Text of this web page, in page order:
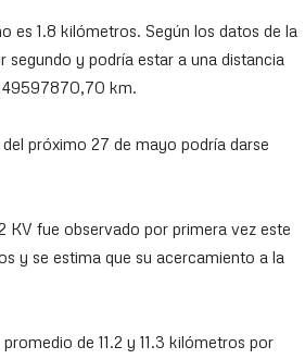
es 1.8 kilómetros. Según los datos de la
segundo y podría estar a una distancia
km.
próximo 27 de mayo podría darse
KV fue observado por primera vez este
y se estima que su acercamiento a la
de 11.2 y 11.3 kilómetros por